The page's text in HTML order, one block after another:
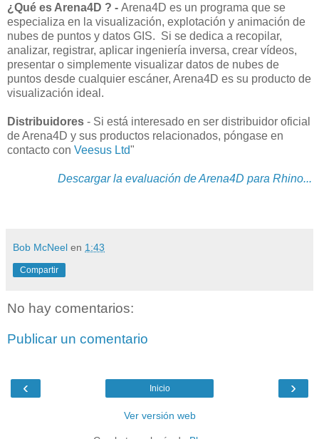
¿Qué es Arena4D ? - Arena4D es un programa que se
especializa en la visualización, explotación y animación de
nubes de puntos y datos GIS. Si se dedica a recopilar,
analizar, registrar, aplicar ingeniería inversa, crear vídeos,
presentar o simplemente visualizar datos de nubes de
puntos desde cualquier escáner, Arena4D es su producto de
visualización ideal.
Distribuidores - Si está interesado en ser distribuidor oficial
de Arena4D y sus productos relacionados, póngase en
contacto con Veesus Ltd"
Descargar la evaluación de Arena4D para Rhino...
Bob McNeel en 1:43
Compartir
No hay comentarios:
Publicar un comentario
‹ ›
Inicio
Ver versión web